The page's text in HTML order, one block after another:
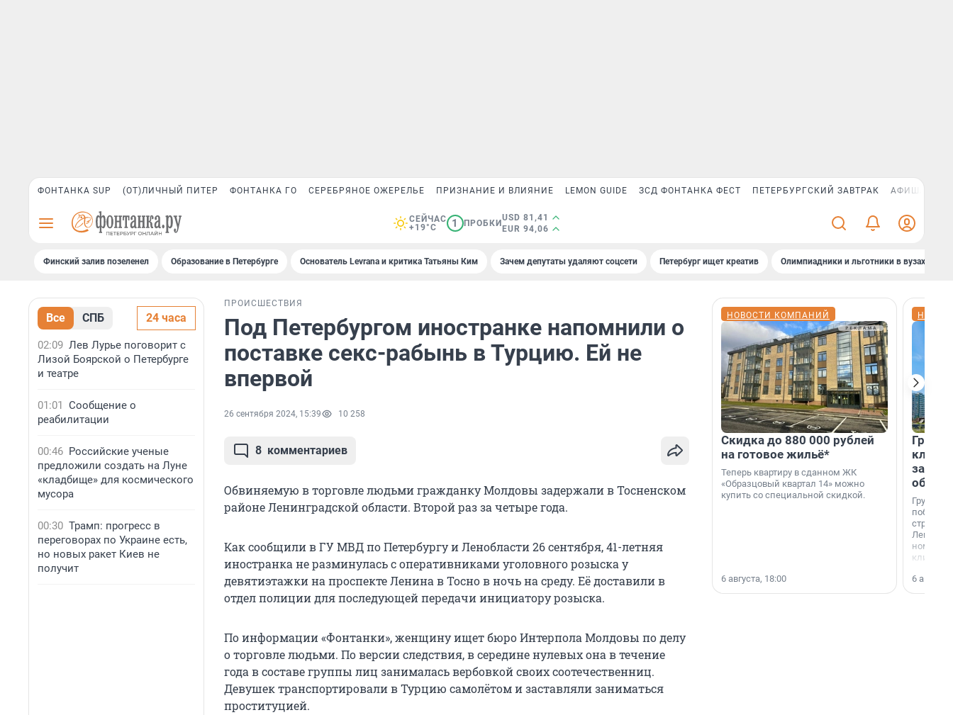
ФОНТАНКА SUP (ОТ)ЛИЧНЫЙ ПИТЕР ФОНТАНКА ГО СЕРЕБРЯНОЕ ОЖЕРЕЛЬЕ ПРИЗНАНИЕ И ВЛИЯНИЕ LEMON GUIDE ЗСД ФОНТАНКА ФЕСТ ПЕТЕРБУРГСКИЙ ЗАВТРАК АФИША PLUS
СЕЙЧАС
+19°C
1 ПРОБКИ
USD 81,41
EUR 94,06
Финский залив позеленел Образование в Петербурге Основатель Levrana и критика Татьяны Ким Зачем депутаты удаляют соцсети Петербург ищет креатив Олимпиадники и льготники в вузах СПб
Все СПБ 24 часа
02:09 Лев Лурье поговорит с
Лизой Боярской о Петербурге
и театре
01:01 Сообщение о
реабилитации
00:46 Российские ученые
предложили создать на Луне
«кладбище» для космического
мусора
00:30 Трамп: прогресс в
переговорах по Украине есть,
но новых ракет Киев не
получит
ПРОИСШЕСТВИЯ
Под Петербургом иностранке напомнили о
поставке секс-рабынь в Турцию. Ей не
впервой
26 сентября 2024, 15:39 10 258
8 комментариев
Обвиняемую в торговле людьми гражданку Молдовы задержали в Тосненском
районе Ленинградской области. Второй раз за четыре года.
Как сообщили в ГУ МВД по Петербургу и Ленобласти 26 сентября, 41-летняя
иностранка не разминулась с оперативниками уголовного розыска у
девятиэтажки на проспекте Ленина в Тосно в ночь на среду. Её доставили в
отдел полиции для последующей передачи инициатору розыска.
По информации «Фонтанки», женщину ищет бюро Интерпола Молдовы по делу
о торговле людьми. По версии следствия, в середине нулевых она в течение
года в составе группы лиц занималась вербовкой своих соотечественниц.
Девушек транспортировали в Турцию самолётом и заставляли заниматься
проституцией.
НОВОСТИ КОМПАНИЙ
Скидка до 880 000 рублей
на готовое жильё*
Теперь квартиру в сданном ЖК
«Образцовый квартал 14» можно
купить со специальной скидкой.
6 августа, 18:00
Группа
области».
6